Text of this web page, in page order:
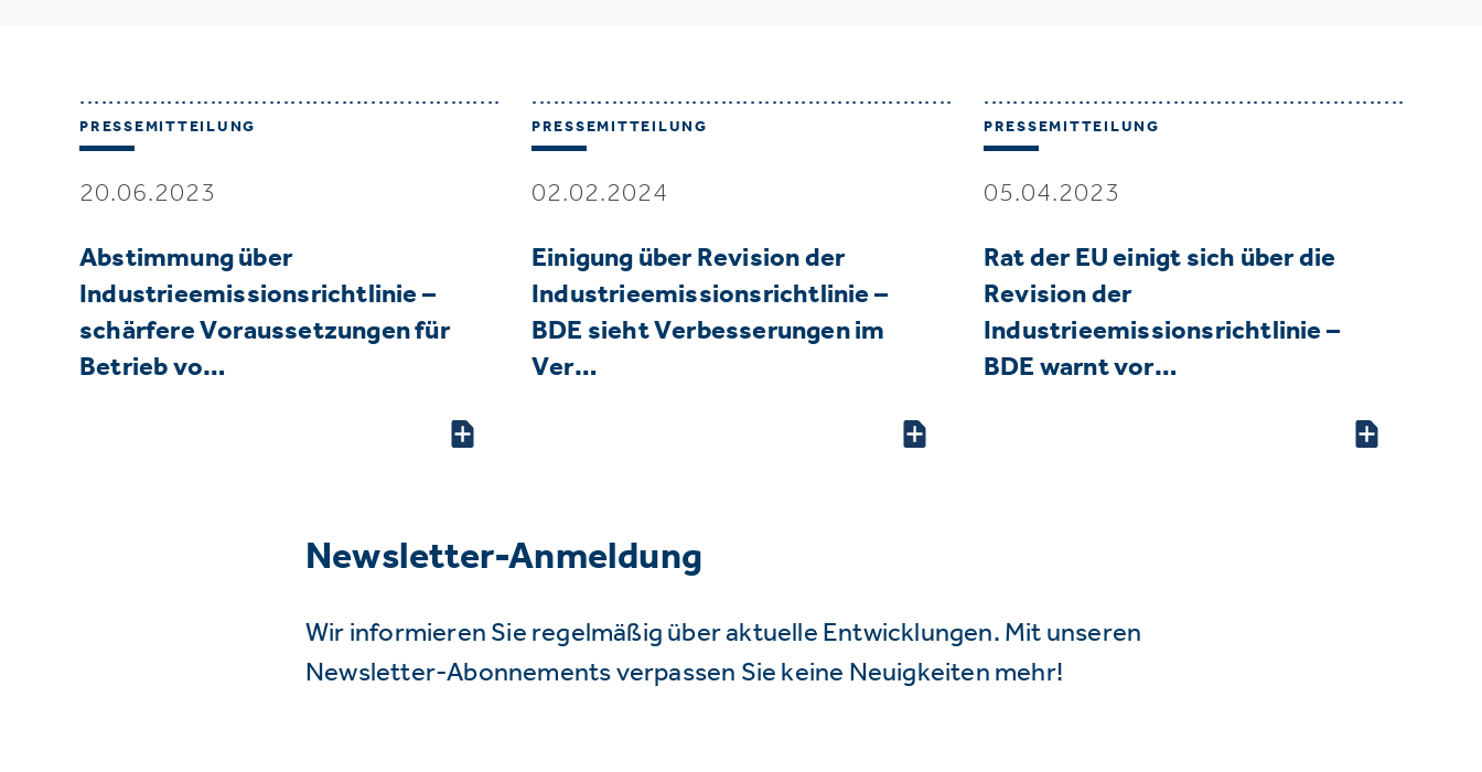
PRESSEMITTEILUNG
20.06.2023
Abstimmung über
Industrieemissionsrichtlinie –
schärfere Voraussetzungen für
Betrieb vo…
PRESSEMITTEILUNG
02.02.2024
Einigung über Revision der
Industrieemissionsrichtlinie –
BDE sieht Verbesserungen im
Ver…
PRESSEMITTEILUNG
05.04.2023
Rat der EU einigt sich über die
Revision der
Industrieemissionsrichtlinie –
BDE warnt vor…
Newsletter-Anmeldung
Wir informieren Sie regelmäßig über aktuelle Entwicklungen. Mit unseren
Newsletter-Abonnements verpassen Sie keine Neuigkeiten mehr!